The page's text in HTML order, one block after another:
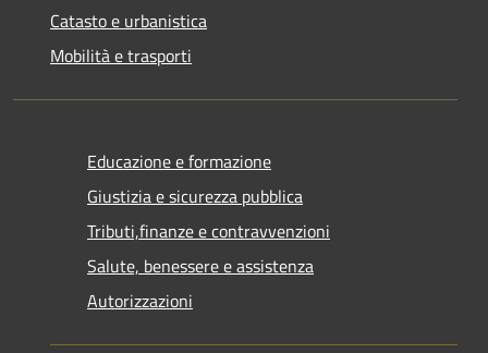
Catasto e urbanistica
Mobilità e trasporti
Educazione e formazione
Giustizia e sicurezza pubblica
Tributi,finanze e contravvenzioni
Salute, benessere e assistenza
Autorizzazioni